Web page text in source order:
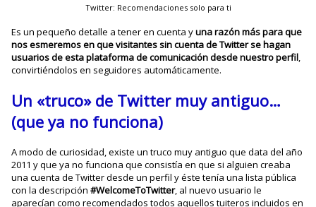
Twitter: Recomendaciones solo para ti
Es un pequeño detalle a tener en cuenta yuna razón más para que
nos esmeremos en que visitantes sin cuenta de Twitter se hagan
usuarios de esta plataforma de comunicación desde nuestro perfil,
convirtiéndolos en seguidores automáticamente.
Un «truco» de Twitter muy antiguo…
(que ya no funciona)
A modo de curiosidad, existe un truco muy antiguo que data del año
2011 y que ya no funciona que consistía en que si alguien creaba
una cuenta de Twitter desde un perfil y éste tenía una lista pública
con la descripción#WelcomeToTwitter, al nuevo usuario le
aparecían como recomendados todos aquellos tuiteros incluidos en